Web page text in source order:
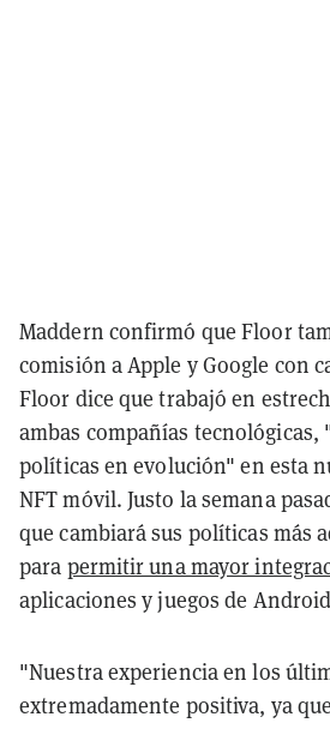
Maddern confirmó que Floor
comisión a Apple y Google con
Floor dice que trabajó en
ambas compañías tecnológicas,
políticas en evolución" en esta
NFT móvil. Justo la semana
que cambiará sus políticas más
para permitir una mayor
aplicaciones y juegos de
"Nuestra experiencia en los
extremadamente positiva, ya